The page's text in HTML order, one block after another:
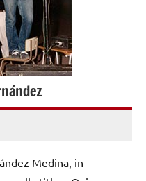
Medina, in